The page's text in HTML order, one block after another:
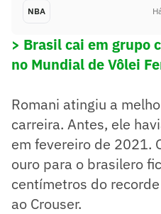
NBA
> Brasil cai em grupo
no Mundial de Vôlei
Romani atingiu a
carreira. Antes, ele
em fevereiro de 2021.
ouro para o brasilero
centímetros do
ao Crouser.